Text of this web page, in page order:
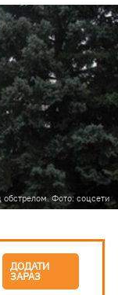
Фото: соцсети
ДОДАТИ
ЗАРАЗ